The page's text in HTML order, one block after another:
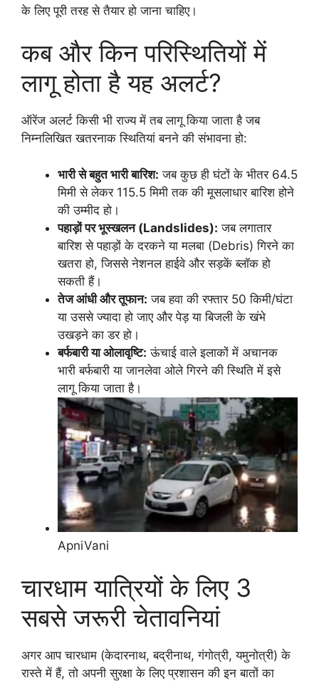
के लिए पूरी तरह से तैयार हो जाना चाहिए।
कब और किन परिस्थितियों में
लागू होता है यह अलर्ट?
ऑरेंज अलर्ट किसी भी राज्य में तब लागू किया जाता है जब
निम्नलिखित खतरनाक स्थितियां बनने की संभावना हो:
भारी से बहुत भारी बारिश: जब कुछ ही घंटों के भीतर 64.5
मिमी से लेकर 115.5 मिमी तक की मूसलाधार बारिश होने
की उम्मीद हो।
पहाड़ों पर भूस्खलन (Landslides): जब लगातार
बारिश से पहाड़ों के दरकने या मलबा (Debris) गिरने का
खतरा हो, जिससे नेशनल हाईवे और सड़कें ब्लॉक हो
सकती हैं।
तेज आंधी और तूफान: जब हवा की रफ्तार 50 किमी/घंटा
या उससे ज्यादा हो जाए और पेड़ या बिजली के खंभे
उखड़ने का डर हो।
बर्फबारी या ओलावृष्टि: ऊंचाई वाले इलाकों में अचानक
भारी बर्फबारी या जानलेवा ओले गिरने की स्थिति में इसे
लागू किया जाता है।
ApniVani
चारधाम यात्रियों के लिए 3
सबसे जरूरी चेतावनियां
अगर आप चारधाम (केदारनाथ, बद्रीनाथ, गंगोत्री, यमुनोत्री) के
रास्ते में हैं, तो अपनी सुरक्षा के लिए प्रशासन की इन बातों का